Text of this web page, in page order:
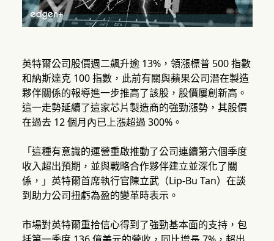
英特爾公司股價週二飆升逾 13%，領漲標普 500 指數
和納斯達克 100 指數，此前有關與蘋果公司潛在製造
夥伴關係的報導進一步推高了該股，股價屢創新高。
這一走勢延續了這家芯片製造商的強勁漲勢，其股價
在過去 12 個月內已上漲超過 300%。
「這種有意識的運營重啟推動了公司連續第六個季度
收入超出預期，並與戰略合作夥伴建立並深化了關
係，」英特爾首席執行官陳立武（Lip-Bu Tan）在談
到助力公司扭虧為盈的變革時表示。
市場對英特爾重拾信心得到了強勁基本面的支持，包